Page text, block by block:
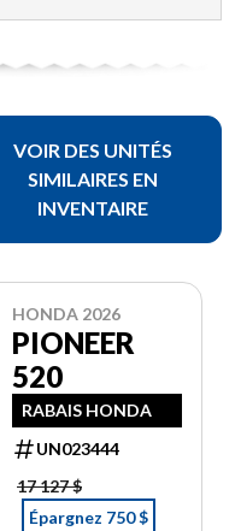
VOIR DES UNITÉS
SIMILAIRES EN
INVENTAIRE
HONDA 2026
PIONEER
520
RABAIS HONDA
UN023444
17 127 $
Épargnez 750 $